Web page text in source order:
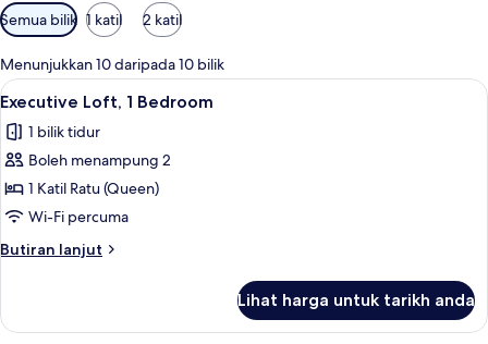
Penapis
yang
tersedia
untuk
bilik
Semua bilik 1 katil 2 katil
Menunjukkan 10 daripada 10 bilik
Lihat
semua
foto
untuk
Executive
Loft,
1
Bedroom
Executive Loft, 1 Bedroom | Ruang
2
Executive Loft, 1 Bedroom
1 bilik tidur
Boleh menampung 2
1 Katil Ratu (Queen)
Wi-Fi percuma
Butiran lanjut
Butiran
Loft,
Lihat harga untuk tarikh anda